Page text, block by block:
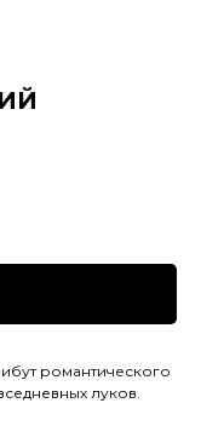
романтического
луков.